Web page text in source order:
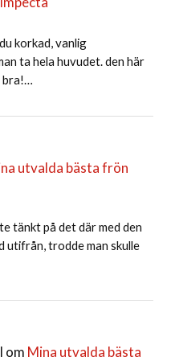
korkad, vanlig
ta hela huvudet. den här
bra!…
utvalda bästa frön
tänkt på det där med den
utifrån, trodde man skulle
om Mina utvalda bästa